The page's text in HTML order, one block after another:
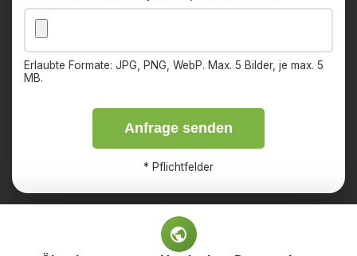
Erlaubte Formate: JPG, PNG, WebP. Max. 5 Bilder, je max. 5
MB.
Anfrage senden
* Pflichtfelder